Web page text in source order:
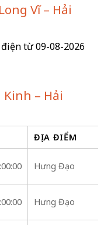
Vĩ – Hải
từ 09-08-2026
– Hải
ĐỊA ĐIỂM
Hưng Đạo
Hưng Đạo